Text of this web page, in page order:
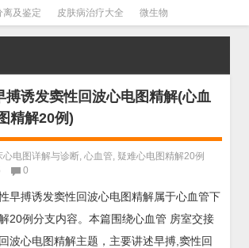
离及鉴定 皮肤病治疗大全 微生物
血液病学 心血管 口腔医学 禁戒毒品
搏诱发窦性回波心电图精解(心血
精解20例)
心电图详解与诊断, 心血管, 疑难心电图精解20例
0
早搏诱发窦性回波心电图精解属于心血管下
20例分支内容。本篇围绕心血管 房室交接
波心电图精解主题，主要讲述早搏,窦性回